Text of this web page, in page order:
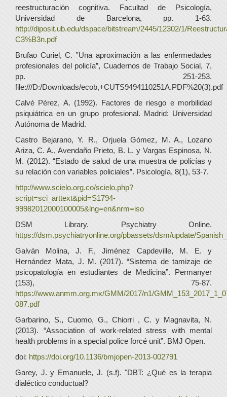
reestructuración cognitiva. Facultad de Psicología,
Universidad de Barcelona, pp. 1-63.
http://diposit.ub.edu/dspace/bitstream/2445/12302/1/
C3%B3n.pdf
Brufao Curiel, C. ‟Una aproximación a las enfermedades
profesionales del policía”, Cuadernos de Trabajo Social, 7,
pp. 251-253.
file:///D:/Downloads/ecob,+CUTS9494110251A.PDF%20(3).pdf
Calvé Pérez, A. (1992). Factores de riesgo e morbilidad
psiquiátrica en un grupo profesional. Madrid: Universidad
Autónoma de Madrid.
Castro Bejarano, Y. R., Orjuela Gómez, M. A., Lozano
Ariza, C. A., Avendaño Prieto, B. L. y Vargas Espinosa, N.
M. (2012). “Estado de salud de una muestra de policías y
su relación con variables policiales”. Psicología, 8(1), 53-7.
http://www.scielo.org.co/scielo.php?
script=sci_arttext&pid=S1794-
99982012000100005&lng=en&nrm=iso
DSM Library. Psychiatry Online.
https://dsm.psychiatryonline.org/pbassets/dsm/update/
Galván Molina, J. F., Jiménez Capdeville, M. E. y
Hernández Mata, J. M. (2017). “Sistema de tamizaje de
psicopatología en estudiantes de Medicina”. Permanyer
(153), 75-87.
https://www.anmm.org.mx/GMM/2017/n1/
087.pdf
Garbarino, S., Cuomo, G., Chiorri , C. y Magnavita, N.
(2013). “Association of work-related stress with mental
health problems in a special police forcé unit”. BMJ Open.
doi: https://doi.org/10.1136/bmjopen-2013-002791
Garey, J. y Emanuele, J. (s.f). "DBT: ¿Qué es la terapia
dialéctico conductual?